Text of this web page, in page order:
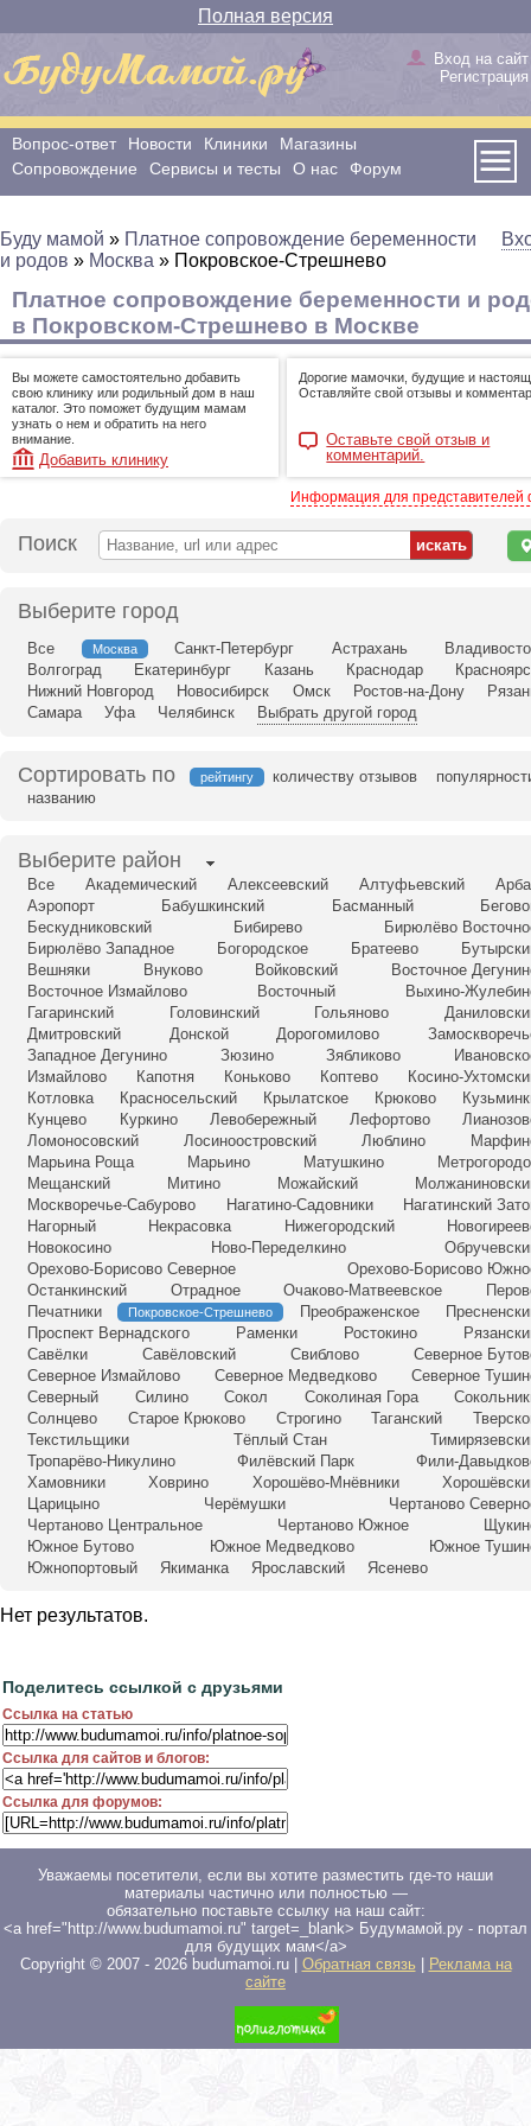
Полная версия
Вход на сайт
Регистрация
Вопрос-ответ Новости Клиники
Магазины
Сопровождение
Сервисы и тесты О нас Форум
Буду мамой » Платное сопровождение беременности
и родов » Москва » Покровское-Стрешнево
Платное сопровождение беременности и
в Покровском-Стрешнево в Москве
Вы можете самостоятельно добавить
свою клинику или родильный дом в наш
каталог. Это поможет будущим мамам
узнать о нем и обратить на него
внимание.
Добавить клинику
Дорогие мамочки, будущие и
Оставляйте свой отзывы и
Оставьте свой отзыв и
комментарий.
Информация для представителей
Поиск
Выберите город
Все Москва Санкт-Петербург Астрахань
Волгоград
Екатеринбург Казань Краснодар
Нижний Новгород
Новосибирск Омск Ростов-на-Дону
Самара
Уфа Челябинск Выбрать другой город
Сортировать по рейтингу количеству отзывов
названию
Выберите район
Все Академический Алексеевский Алтуфьевский
Аэропорт
Бабушкинский Басманный
Бескудниковский
Бибирево
Бирюлёво
Бирюлёво Западное
Богородское Братеево
Вешняки
Внуково Войковский
Восточное
Восточное Измайлово
Восточный
Выхино-
Гагаринский
Головинский Гольяново
Дмитровский
Донской Дорогомилово
Западное Дегунино
Зюзино Зябликово
Измайлово
Капотня Коньково Коптево
Косино-
Котловка
Красносельский Крылатское Крюково
Кунцево
Куркино Левобережный Лефортово
Ломоносовский
Лосиноостровский Люблино
Марьина Роща
Марьино Матушкино
Мещанский
Митино Можайский
Москворечье-Сабурово
Нагатино-Садовники
Нагатинский
Нагорный
Некрасовка Нижегородский
Новокосино
Ново-Переделкино
Орехово-Борисово Северное
Орехово-Борисово
Останкинский
Отрадное Очаково-Матвеевское
Печатники
Покровское-Стрешнево Преображенское
Проспект Вернадского
Раменки Ростокино
Савёлки
Савёловский Свиблово
Северное
Северное Измайлово
Северное Медведково
Северное
Северный
Силино Сокол Соколиная Гора
Солнцево
Старое Крюково Строгино Таганский
Текстильщики
Тёплый Стан
Тропарёво-Никулино
Филёвский Парк
Фили-
Хамовники
Ховрино Хорошёво-Мнёвники
Царицыно
Черёмушки
Чертаново
Чертаново Центральное
Чертаново Южное
Южное Бутово
Южное Медведково
Южное
Южнопортовый
Якиманка Ярославский Ясенево
Нет результатов.
Поделитесь ссылкой с друзьями
Ссылка на статью
Ссылка для сайтов и блогов:
Ссылка для форумов:
Уважаемы посетители, если вы хотите разместить где-то наши
материалы частично или полностью —
обязательно поставьте ссылку на наш сайт:
<a href="http://www.budumamoi.ru" target=_blank> Будумамой.ру - портал
для будущих мам</a>
Copyright © 2007 - 2026budumamoi.ru | Обратная связь
Реклама на
сайте